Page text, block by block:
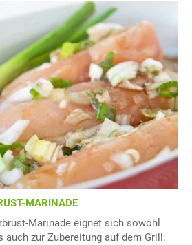
MARINADE
Marinade eignet sich sowohl
auch zur Zubereitung auf dem Grill.